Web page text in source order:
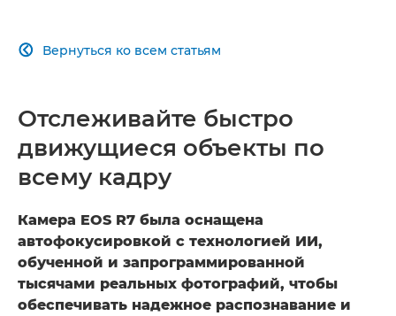
Вернуться ко всем статьям

Отслеживайте быстро
движущиеся объекты по
всему кадру
Камера EOS R7 была оснащена
автофокусировкой с технологией ИИ,
обученной и запрограммированной
тысячами реальных фотографий, чтобы
обеспечивать надежное распознавание и